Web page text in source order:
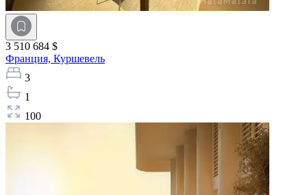
3 510 684 $
Франция, Куршевель
3
1
100